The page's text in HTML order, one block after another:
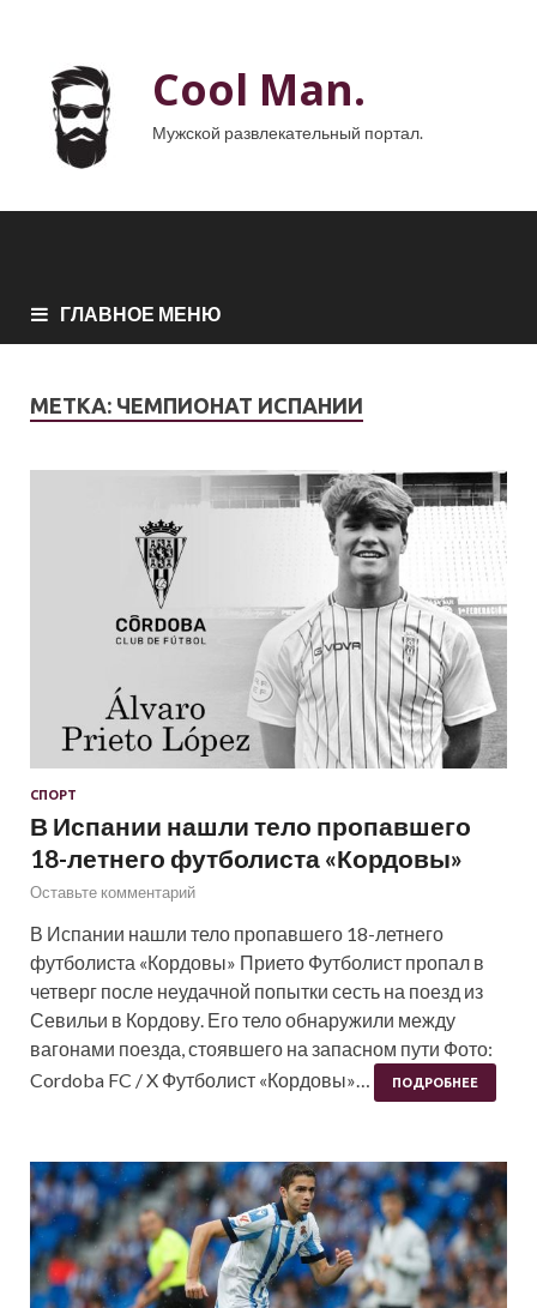
Cool Man.
Мужской развлекательный портал.
ГЛАВНОЕ МЕНЮ
МЕТКА: ЧЕМПИОНАТ ИСПАНИИ
СПОРТ
В Испании нашли тело пропавшего
18-летнего футболиста «Кордовы»
Оставьте комментарий
В Испании нашли тело пропавшего 18-летнего
футболиста «Кордовы» Прието Футболист пропал в
четверг после неудачной попытки сесть на поезд из
Севильи в Кордову. Его тело обнаружили между
вагонами поезда, стоявшего на запасном пути Фото:
Cordoba FC / X Футболист «Кордовы»…
ПОДРОБНЕЕ